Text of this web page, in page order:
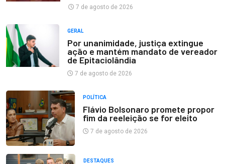
7 de agosto de 2026
GERAL
Por unanimidade, justiça extingue
ação e mantém mandato de vereador
de Epitaciolândia
7 de agosto de 2026
POLÍTICA
Flávio Bolsonaro promete propor
fim da reeleição se for eleito
7 de agosto de 2026
DESTAQUES